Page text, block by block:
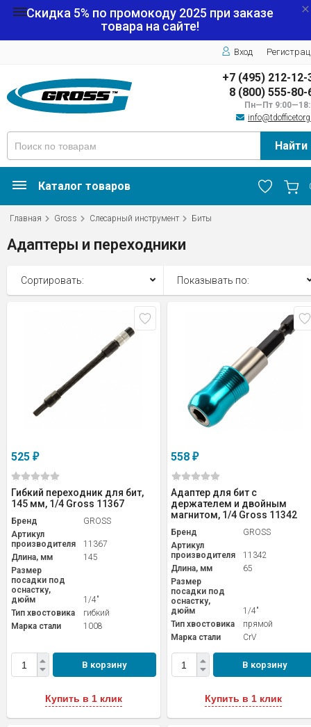
Скидка 5% по промокоду 2025 при заказе
товара на сайте!
Вход
+7 (495) 212-12-
8 (800) 555-80-
Пн—Пт
Найти
Каталог товаров
Главная Gross Слесарный инструмент Биты
Адаптеры и переходники
Сортировать: Показывать по:
525 ₽
Гибкий переходник для бит,
145 мм, 1/4 Gross 11367
Бренд
GROSS
Артикул
производителя
11367
Длина, мм
145
Размер
посадки под
оснастку,
дюйм
1/4"
Тип хвостовика
гибкий
Марка стали
1008
В корзину
Купить в 1 клик
558₽
Адаптер для бит с
держателем и двойным
магнитом, 1/4 Gross 11342
Бренд
GROSS
Артикул
производителя
11342
Длина, мм
65
Размер
посадки под
оснастку,
дюйм
1/4"
Тип хвостовика
прямой
Марка стали
CrV
В корзину
Купить в 1 клик